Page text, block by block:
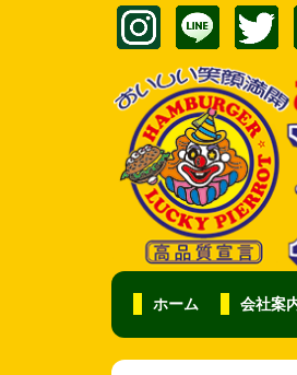
ホーム 会社案